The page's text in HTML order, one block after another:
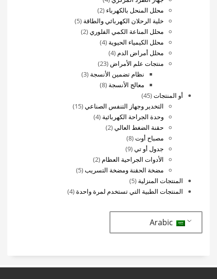
منتجات محلل المنحل بالكهرباء 2
2
منتجات
خلية الرحلان الكهربائي والطاقة 5
5
محلل المناعة الكمي الفلوري 2
2
محلل الكيمياء الحيوية 4
4
محلل أمراض الدم 4
4
منتجاتمنتجات علم الأمراض 23
23
منتج
نظام تضمين الأنسجة 3
3
معالج الأنسجة 8
8
أو المنتجات 45
45
منتج
التخدير وجهاز التنفس الصناعي 15
15
وحدة الجراحة الكهربائية 4
4
حقنة الضغط العالي 2
2
مصباح أوت 8
8
منتجات
جدول أو تي 9
9
منتجات
الأدوات الجراحية العظام 2
2
منتجات
مضخة الحقنة ومضخة التسريب 5
5
المنتجات المنزلية 5
5
منتجات
المنتجات الطبية التي تستخدم لمرة واحدة 4
4